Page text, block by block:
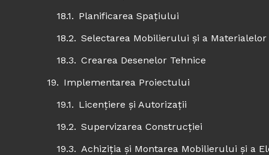
Planificarea Spațiului
Selectarea Mobilierului și a Materialelor
Crearea Desenelor Tehnice
Implementarea Proiectului
Licențiere și Autorizații
Supervizarea Construcției
Achiziția și Montarea Mobilierului și a